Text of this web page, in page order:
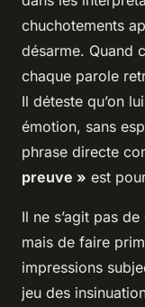
chuchotements
désarme. Quand
chaque parole
Il déteste qu’on
émotion, sans
phrase directe
preuve » est
Il ne s’agit pas
mais de faire
impressions
jeu des